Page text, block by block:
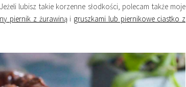
lubisz takie korzenne słodkości, polecam także moje
piernik z żurawinąi gruszkami lub piernikowe ciastko z